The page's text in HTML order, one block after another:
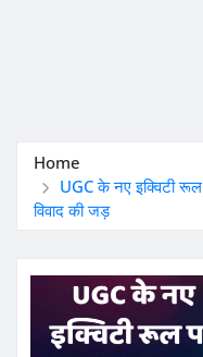
Home
UGC के नए इक्विटी
विवाद की जड़